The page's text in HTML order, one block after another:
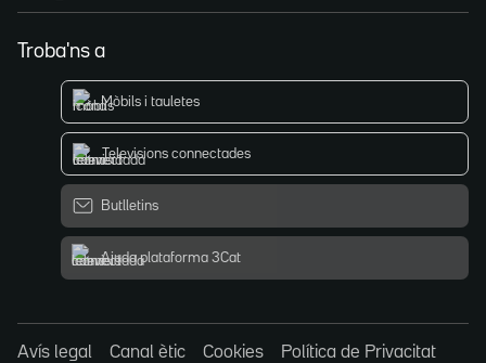
Troba'ns a
Mòbils i tauletes
Televisions connectades
Butlletins
Ajuda plataforma 3Cat
Avís legal Canal ètic Cookies Política de Privacitat